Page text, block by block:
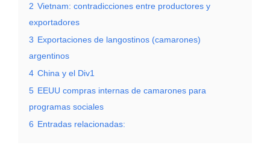
2 Vietnam: contradicciones entre productores y
exportadores
3 Exportaciones de langostinos (camarones)
argentinos
4 China y el Div1
5 EEUU compras internas de camarones para
programas sociales
6 Entradas relacionadas: